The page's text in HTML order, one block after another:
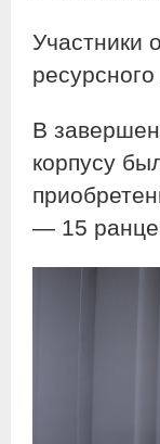
Участники
В
корпусу
— 15